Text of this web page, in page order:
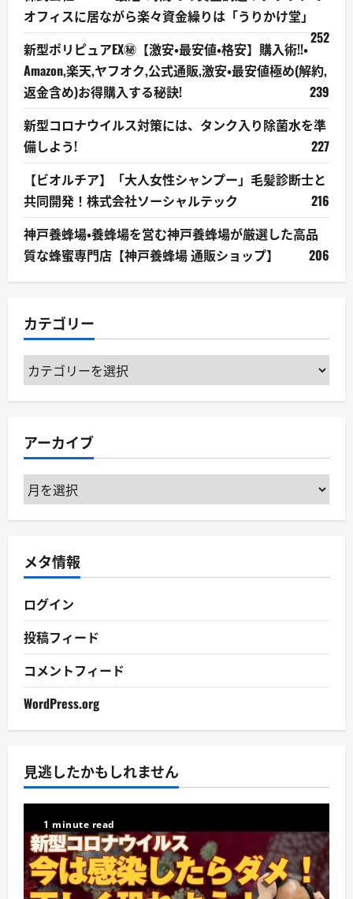
オフィスに居ながら楽々資金繰りは「うりかけ堂」
252
新型ポリピュアEX㊙【激安・最安値・格安】購入術!!・
Amazon,楽天,ヤフオク,公式通販,激安・最安値極め(解約,
返金含め)お得購入する秘訣!
239
新型コロナウイルス対策には、タンク入り除菌水を準
備しよう!
227
【ビオルチア】「大人女性シャンプー」毛髪診断士と
共同開発！株式会社ソーシャルテック
216
神戸養蜂場・養蜂場を営む神戸養蜂場が厳選した高品
質な蜂蜜専門店【神戸養蜂場 通販ショップ】
206
カテゴリー
カ
テ
ー
アーカイブ
ア
ー
ブ
メタ情報
ログイン
投稿フィード
コメントフィード
WordPress.org
見逃したかもしれません
1 minute read